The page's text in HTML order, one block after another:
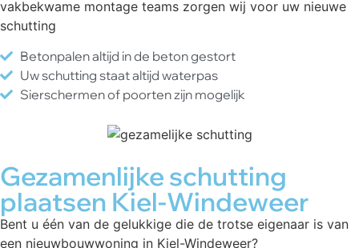
vakbekwame montage teams zorgen wij voor uw nieuwe
schutting
Betonpalen altijd in de beton gestort
Uw schutting staat altijd waterpas
Sierschermen of poorten zijn mogelijk
Gezamenlijke schutting
plaatsen Kiel-Windeweer
Bent u één van de gelukkige die de trotse eigenaar is van
een nieuwbouwwoning in Kiel-Windeweer?